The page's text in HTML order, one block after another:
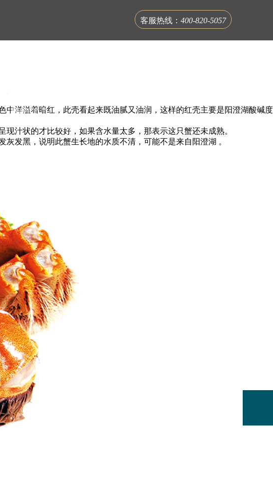
中洋溢着暗红，此壳看起来既油腻又油润，这样的红壳主要是阳澄湖酸碱度
汁状的才比较好，如果含水量太多，那表示这只蟹还未成熟。
发黑，说明此蟹生长地的水质不清，可能不是来自阳澄湖 。
甄选年货
联系蟹公馆
客服热线： 400-820-5057